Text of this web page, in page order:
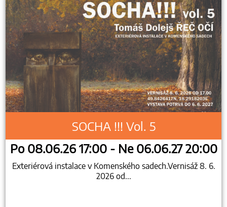
SOCHA !!! Vol. 5
Po 08.06.26 17:00 - Ne 06.06.27 20:00
Exteriérová instalace v Komenského sadech.Vernisáž 8. 6.
2026 od...